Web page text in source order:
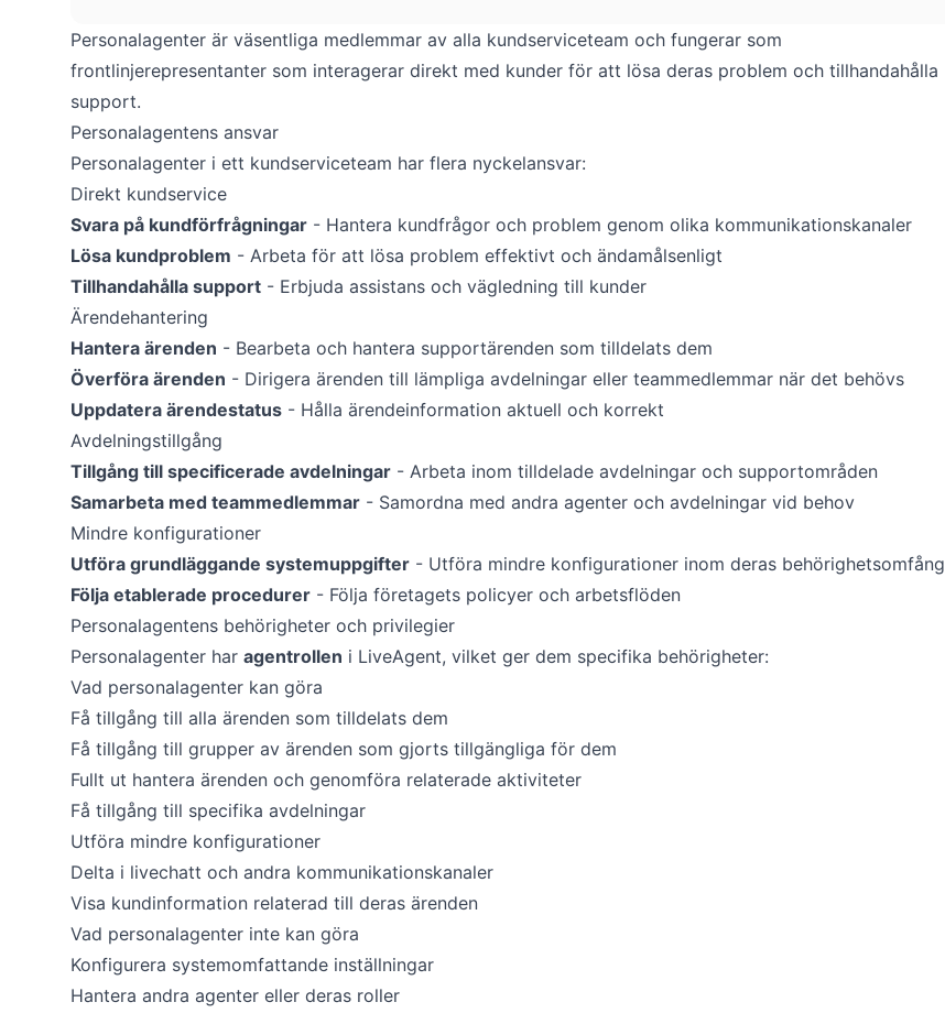
Personalagenter är väsentliga medlemmar av alla kundserviceteam och fungerar som
frontlinjerepresentanter som interagerar direkt med kunder för att lösa deras problem och tillhandahålla
support.
Personalagentens ansvar
Personalagenter i ett kundserviceteam har flera nyckelansvar:
Direkt kundservice
Svara på kundförfrågningar - Hantera kundfrågor och problem genom olika kommunikationskanaler
Lösa kundproblem - Arbeta för att lösa problem effektivt och ändamålsenligt
Tillhandahålla support - Erbjuda assistans och vägledning till kunder
Ärendehantering
Hantera ärenden - Bearbeta och hantera supportärenden som tilldelats dem
Överföra ärenden - Dirigera ärenden till lämpliga avdelningar eller teammedlemmar när det behövs
Uppdatera ärendestatus - Hålla ärendeinformation aktuell och korrekt
Avdelningstillgång
Tillgång till specificerade avdelningar - Arbeta inom tilldelade avdelningar och supportområden
Samarbeta med teammedlemmar - Samordna med andra agenter och avdelningar vid behov
Mindre konfigurationer
Utföra grundläggande systemuppgifter - Utföra mindre konfigurationer inom deras behörighetsomfång
Följa etablerade procedurer - Följa företagets policyer och arbetsflöden
Personalagentens behörigheter och privilegier
Personalagenter har agentrollen i LiveAgent, vilket ger dem specifika behörigheter:
Vad personalagenter kan göra
Få tillgång till alla ärenden som tilldelats dem
Få tillgång till grupper av ärenden som gjorts tillgängliga för dem
Fullt ut hantera ärenden och genomföra relaterade aktiviteter
Få tillgång till specifika avdelningar
Utföra mindre konfigurationer
Delta i livechatt och andra kommunikationskanaler
Visa kundinformation relaterad till deras ärenden
Vad personalagenter inte kan göra
Konfigurera systemomfattande inställningar
Hantera andra agenter eller deras roller